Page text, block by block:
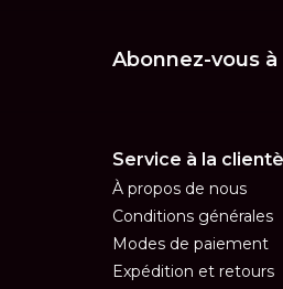
Abonnez-vous
Service à la
À propos de nous
Conditions générales
Modes de paiement
Expédition et retours